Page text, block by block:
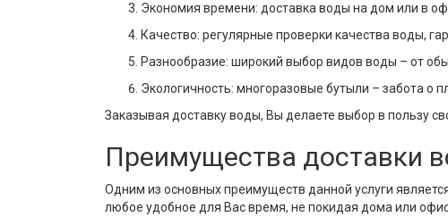
Экономия времени: доставка воды на дом или в
Качество: регулярные проверки качества воды,
Разнообразие: широкий выбор видов воды – от
Экологичность: многоразовые бутыли – забота о
Заказывая доставку воды, Вы делаете выбор в пользу
Преимущества доставки
Одним из основных преимуществ данной услуги
любое удобное для Вас время, не покидая дома или